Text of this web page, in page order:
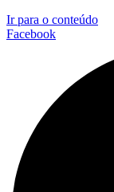
Ir para o conteúdo
Facebook